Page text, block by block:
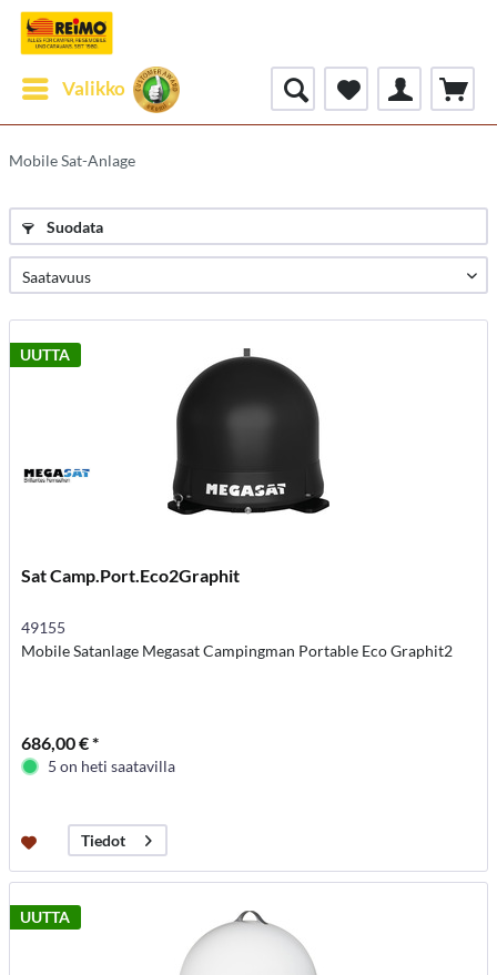
Valikko
Mobile Sat-Anlage
Suodata
UUTTA
Sat Camp.Port.Eco2Graphit
49155
Mobile Satanlage Megasat Campingman Portable Eco Graphit2
686,00 € *
5 on heti saatavilla
Tiedot
UUTTA